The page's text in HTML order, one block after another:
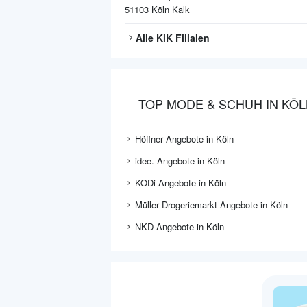
51103 Köln Kalk
Alle KiK Filialen
TOP MODE & SCHUH IN
Höffner Angebote in Köln
idee. Angebote in Köln
KODi Angebote in Köln
Müller Drogeriemarkt Angebote in Köln
NKD Angebote in Köln